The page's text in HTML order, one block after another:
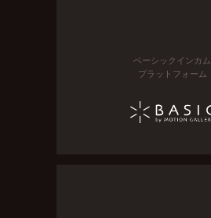
ベーシックインカム
プラットフォーム